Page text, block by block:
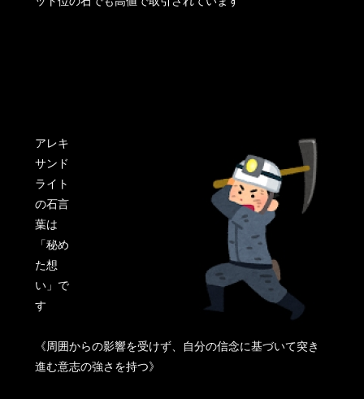
アレキ
サンド
ライト
の石言
葉は
「秘め
た想
い」で
す
《周囲からの影響を受けず、自分の信念に基づいて突き
進む意志の強さを持つ》